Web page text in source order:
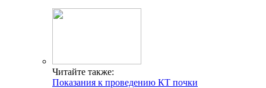
Читайте также:
Показания к проведению КТ почки